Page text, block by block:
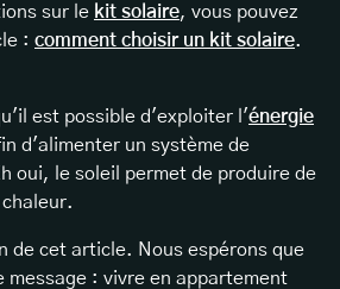
sur le kit solaire, vous pouvez
: comment choisir un kit solaire.
est possible d'exploiter l'énergie
d'alimenter un système de
oui, le soleil permet de produire de
de cet article. Nous espérons que
message : vivre en appartement